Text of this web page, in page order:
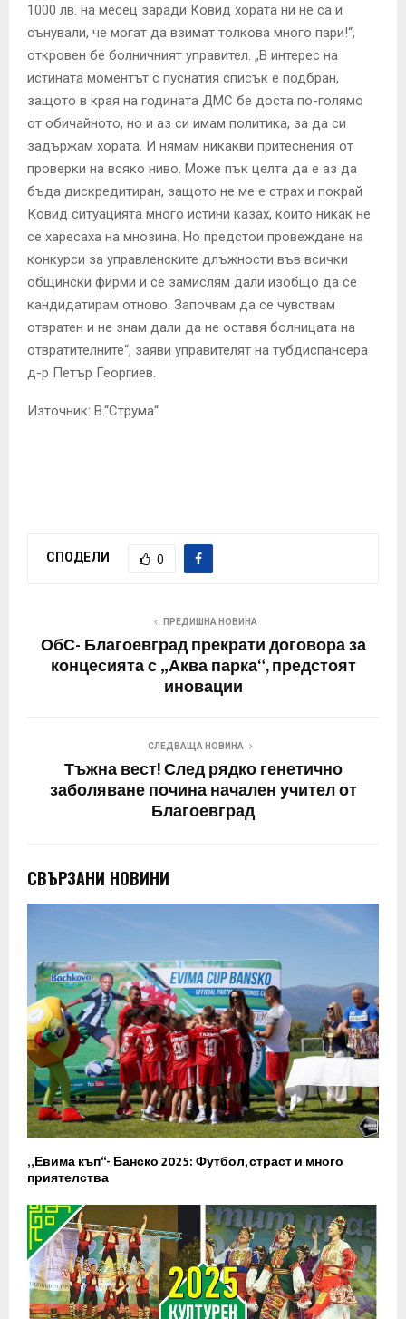
1000 лв. на месец заради Ковид хората ни не са и
сънували, че могат да взимат толкова много пари!“,
откровен бе болничният управител. „В интерес на
истината моментът с пуснатия списък е подбран,
защото в края на годината ДМС бе доста по-голямо
от обичайното, но и аз си имам политика, за да си
задържам хората. И нямам никакви притеснения от
проверки на всяко ниво. Може пък целта да е аз да
бъда дискредитиран, защото не ме е страх и покрай
Ковид ситуацията много истини казах, които никак не
се харесаха на мнозина. Но предстои провеждане на
конкурси за управленските длъжности във всички
общински фирми и се замислям дали изобщо да се
кандидатирам отново. Започвам да се чувствам
отвратен и не знам дали да не оставя болницата на
отвратителните“, заяви управителят на тубдиспансера
д-р Петър Георгиев.
Източник: В.“Струма“
СПОДЕЛИ 0
ПРЕДИШНА НОВИНА
ОбС- Благоевград прекрати договора за
концесията с „Аква парка“, предстоят
иновации
СЛЕДВАЩА НОВИНА
Тъжна вест! След рядко генетично
заболяване почина начален учител от
Благоевград
СВЪРЗАНИ НОВИНИ
„Евима къп“- Банско 2025: Футбол, страст и много
приятелства